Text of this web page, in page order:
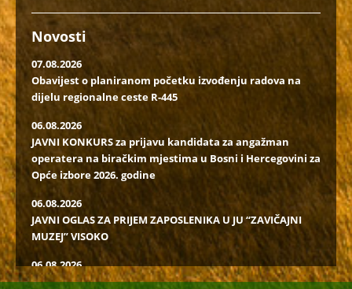
Novosti
07.08.2026
Obavijest o planiranom početku izvođenju radova na
dijelu regionalne ceste R-445
06.08.2026
JAVNI KONKURS za prijavu kandidata za angažman
operatera na biračkim mjestima u Bosni i Hercegovini za
Opće izbore 2026. godine
06.08.2026
JAVNI OGLAS ZA PRIJEM ZAPOSLENIKA U JU “ZAVIČAJNI
MUZEJ” VISOKO
06.08.2026
Javni poziv za popunu rezervne liste radi učešća u radu u